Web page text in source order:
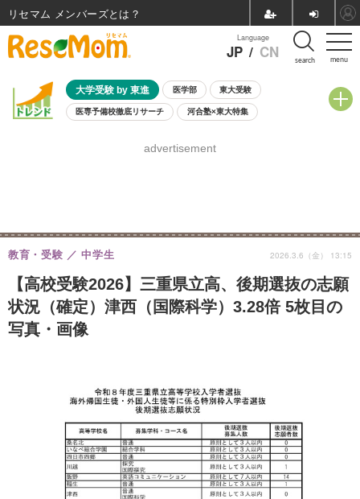
menu
Language
JP / CN search
大学受験 by 東進 医学部 東大受験
医専予備校徹底リサーチ 河合塾×東大特集
8月開催学校説明会・相談会
advertisement
【高校受験2026】三重県立高、後期選抜の志願
状況（確定）津西（国際科学）3.28倍 5枚目の
写真・画像
教育・受験 中学生 2026.3.6（金） 13:15
リセマム メンバーズ